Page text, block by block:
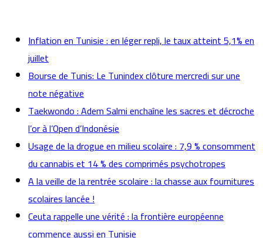
Inflation en Tunisie : en léger repli, le taux atteint 5,1% en
juillet
Bourse de Tunis: Le Tunindex clôture mercredi sur une
note négative
Taekwondo : Adem Salmi enchaîne les sacres et décroche
l’or à l’Open d’Indonésie
Usage de la drogue en milieu scolaire : 7,9 % consomment
du cannabis et 14 % des comprimés psychotropes
A la veille de la rentrée scolaire : la chasse aux fournitures
scolaires lancée !
Ceuta rappelle une vérité : la frontière européenne
commence aussi en Tunisie